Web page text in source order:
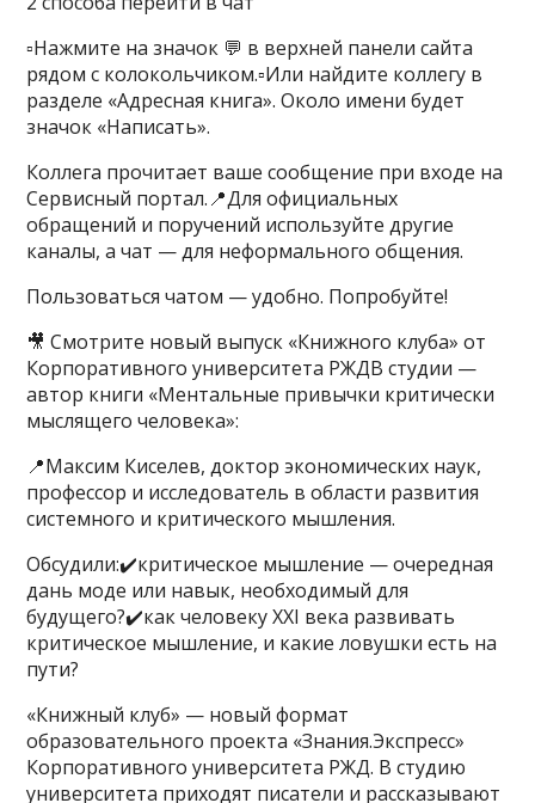
▫️Нажмите на значок 💬 в верхней панели сайта
рядом с колокольчиком.▫️Или найдите коллегу в
разделе «Адресная книга». Около имени будет
значок «Написать».
Коллега прочитает ваше сообщение при входе на
Сервисный портал.📍Для официальных
обращений и поручений используйте другие
каналы, а чат — для неформального общения.
Пользоваться чатом — удобно. Попробуйте!
🎥 Смотрите новый выпуск «Книжного клуба» от
Корпоративного университета РЖДВ студии —
автор книги «Ментальные привычки критически
мыслящего человека»:
📍Максим Киселев, доктор экономических наук,
профессор и исследователь в области развития
системного и критического мышления.
Обсудили:✔️критическое мышление — очередная
дань моде или навык, необходимый для
будущего?✔️как человеку XXI века развивать
критическое мышление, и какие ловушки есть на
пути?
«Книжный клуб» — новый формат
образовательного проекта «Знания.Экспресс»
Корпоративного университета РЖД. В студию
университета приходят писатели и рассказывают